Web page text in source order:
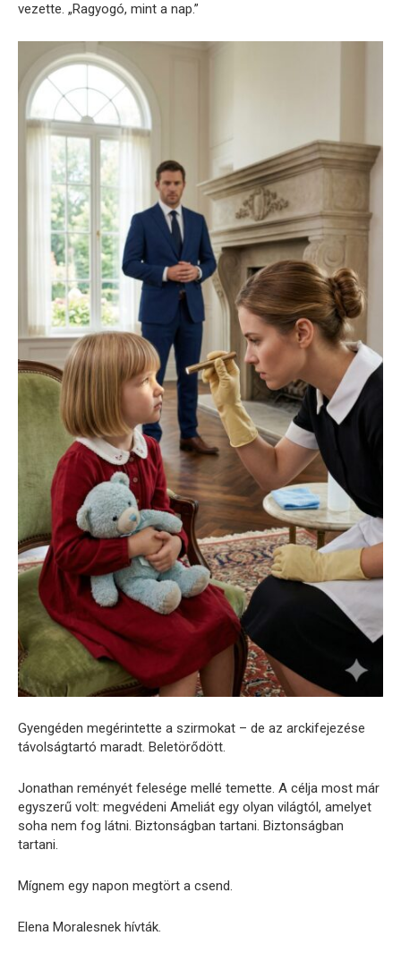
vezette. „Ragyogó, mint a nap.”
Gyengéden megérintette a szirmokat – de az arckifejezése
távolságtartó maradt. Beletörődött.
Jonathan reményét felesége mellé temette. A célja most már
egyszerű volt: megvédeni Ameliát egy olyan világtól, amelyet
soha nem fog látni. Biztonságban tartani. Biztonságban
tartani.
Mígnem egy napon megtört a csend.
Elena Moralesnek hívták.